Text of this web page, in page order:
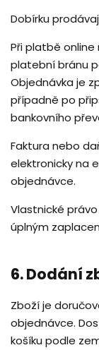
Dobírku
Při platbě
platební bránu
Objednávka je
případně po
bankovního
Faktura nebo
elektronicky na
objednávce.
Vlastnické
úplným
6. Dodání
Zboží je
objednávce.
košíku podle